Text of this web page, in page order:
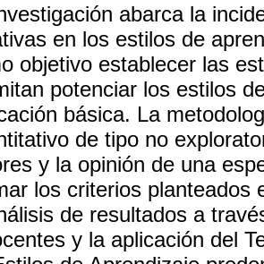
abarca la
en los estilos de
objetivo establecer las
potenciar los estilos
básica. La
de tipo no
y la opinión de una
los criterios planteados
de resultados a
y la aplicación del